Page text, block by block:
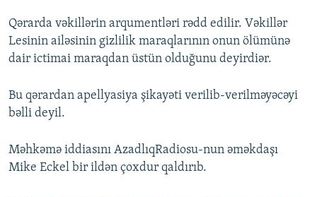
Qərarda vəkillərin arqumentləri rədd edilir. Vəkillər
Lesinin ailəsinin gizlilik maraqlarının onun ölümünə
dair ictimai maraqdan üstün olduğunu deyirdiər.
Bu qərardan apellyasiya şikayəti verilib-verilməyəcəyi
bəlli deyil.
Məhkəmə iddiasını AzadlıqRadiosu-nun əməkdaşı
Mike Eckel bir ildən çoxdur qaldırıb.